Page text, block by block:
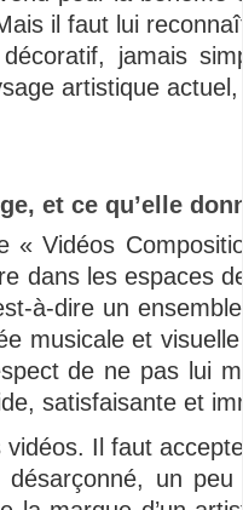
il faut lui
jamais
artistique
et ce qu’elle
« Vidéos
dans les espaces
à-dire un
musicale et
de ne pas lui
satisfaisante et
Il faut
un